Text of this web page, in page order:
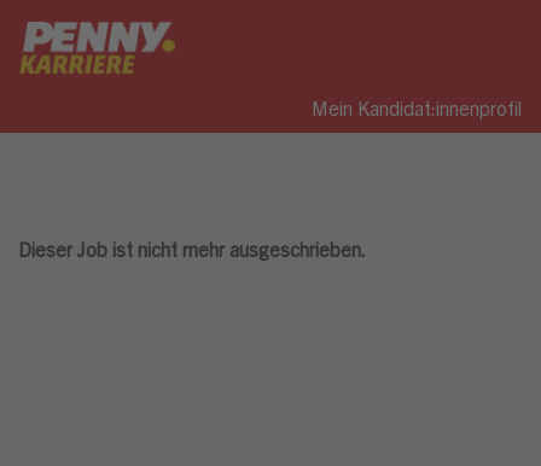
Mein Kandidat:innenprofil
Dieser Job ist nicht mehr ausgeschrieben.